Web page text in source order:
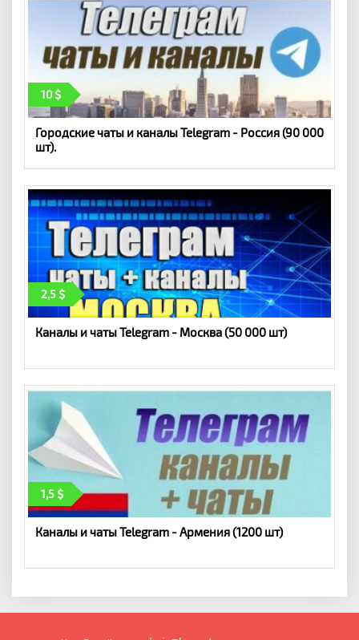
10
Городские чаты и каналы Telegram - Россия (90 000
шт).
2,5
Каналы и чаты Telegram - Москва (50 000 шт)
1,5
Каналы и чаты Telegram - Армения (1200 шт)